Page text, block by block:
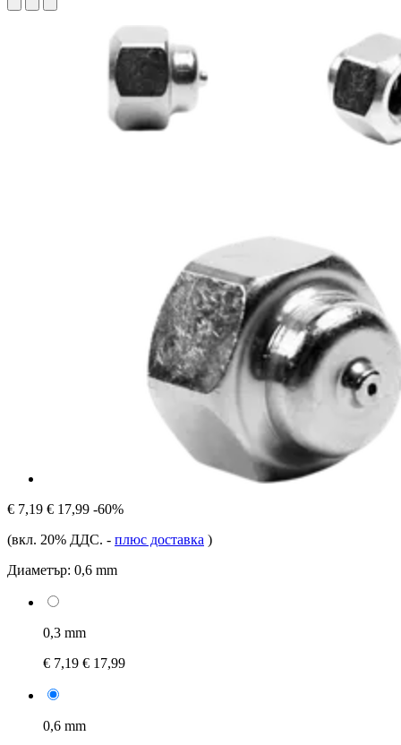
€ 7,19 € 17,99 -60%
(вкл. 20% ДДС. - плюс доставка )
Диаметър: 0,6 mm
0,3 mm
€ 7,19 € 17,99
0,6 mm